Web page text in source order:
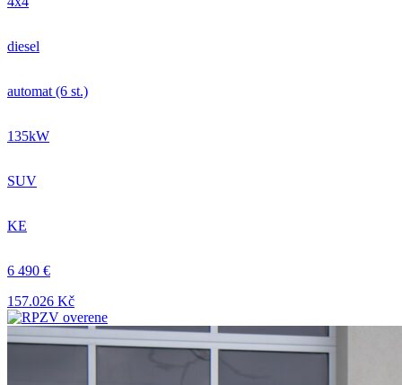
diesel
automat (6 st.)
135kW
SUV
KE
6 490 €
157.026 Kč